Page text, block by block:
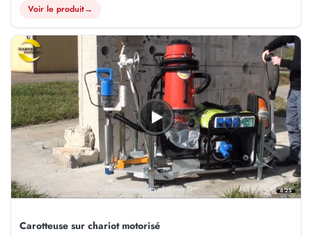
Voir le produit→
6:25
Carotteuse sur chariot motorisé